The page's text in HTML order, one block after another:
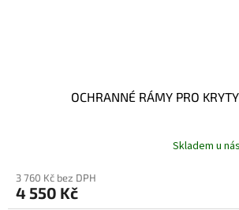
OCHRANNÉ RÁMY PRO
Skladem u
3 760 Kč bez DPH
4 550 Kč